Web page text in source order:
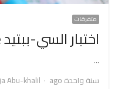
متفرقات
اختبار السي-ببتيد C-Peptide
…
سنة واحدة ago
Author
Abu-khalil